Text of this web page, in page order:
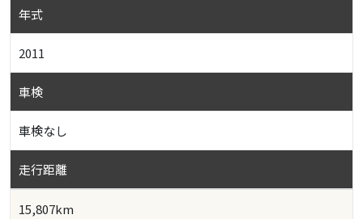
年式
2011
車検
車検なし
走行距離
15,807km